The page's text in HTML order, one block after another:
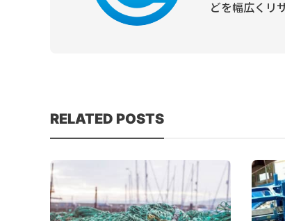
どを幅広くリ
RELATED POSTS